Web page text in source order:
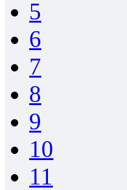
5
6
7
8
9
10
11